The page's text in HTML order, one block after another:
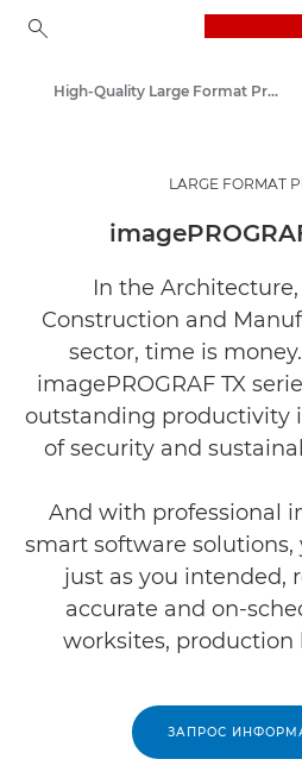
Решения и услуги
Продукты и решения для бизнеса
High-Quality Large Format Printers for CAD/GIS and Stunning Graphics
LARGE FORMAT
In the
Construction and
sector, time is
imagePROGRAF TX
outstanding productivity
of security and
And with professional
smart software
just as you intended,
accurate and on-
worksites, production
ЗАПРОС